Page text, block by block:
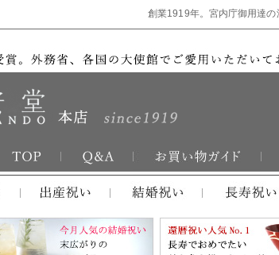
創業1919年。宮内庁御用達の